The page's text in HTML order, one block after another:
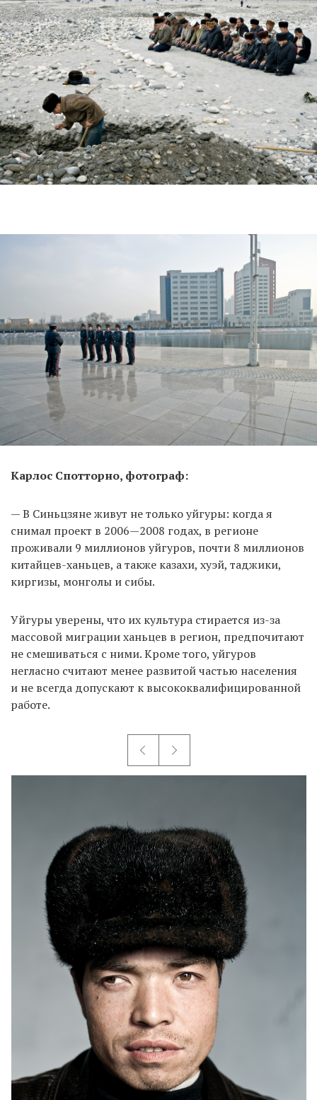
Карлос Спотторно, фотограф:
— В Синьцзяне живут не только уйгуры: когда я
снимал проект в 2006—2008 годах, в регионе
проживали 9 миллионов уйгуров, почти 8 миллионов
китайцев-ханьцев, а также казахи, хуэй, таджики,
киргизы, монголы и сибы.
Уйгуры уверены, что их культура стирается из-за
массовой миграции ханьцев в регион, предпочитают
не смешиваться с ними. Кроме того, уйгуров
негласно считают менее развитой частью населения
и не всегда допускают к высококвалифицированной
работе.